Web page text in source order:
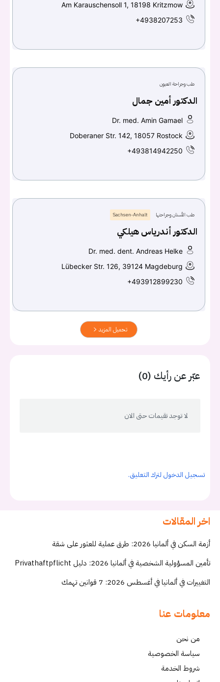
Am Karauschensoll 1, 18198 Kritzmow
+4938207253
طب وجراحة العيون
الدكتور أمين جمال
Dr. med. Amin Gamael
Doberaner Str. 142, 18057 Rostock
+493814942250
طب الأسنان وجراحتها Sachsen-Anhalt
الدكتور أندرياس هيلكي
Dr. med. dent. Andreas Helke
Lübecker Str. 126, 39124 Magdeburg
+493912899230
تحميل المزيد
عبّر عن رأيك (0)
لا توجد تقيمات حتى الان
تسجيل الدخول لترك التعليق.
اخر المقالات
أزمة السكن في ألمانيا 2026: طرق عملية للعثور على شقة
تأمين المسؤولية الشخصية في ألمانيا 2026: دليل Privathaftpflicht
التغييرات في ألمانيا في أغسطس 2026: 7 قوانين تهمك
معلومات عنا
من نحن
سياسة الخصوصية
شروط الخدمة